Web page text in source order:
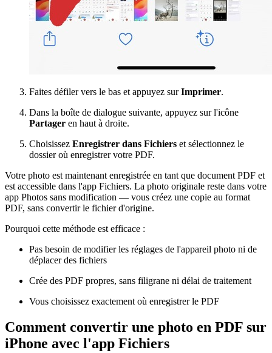
Faites défiler vers le bas et appuyez surImprimer.
Dans la boîte de dialogue suivante, appuyez sur l'icône
Partager en haut à droite.
Choisissez Enregistrer dans Fichiers et sélectionnez le
dossier où enregistrer votre PDF.
Votre photo est maintenant enregistrée en tant que document PDF et
est accessible dans l'app Fichiers. La photo originale reste dans votre
app Photos sans modification — vous créez une copie au format
PDF, sans convertir le fichier d'origine.
Pourquoi cette méthode est efficace :
Pas besoin de modifier les réglages de l'appareil photo ni de
déplacer des fichiers
Crée des PDF propres, sans filigrane ni délai de traitement
Vous choisissez exactement où enregistrer le PDF
Comment convertir une photo en PDF sur
iPhone avec l'app Fichiers